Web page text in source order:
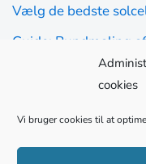
cookies
Vi bruger cookies til at
Vælg de bedste
Guide: Bundmaling
Guide: Den bedste